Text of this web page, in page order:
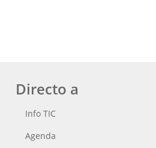
Directo a
Info TIC
Agenda